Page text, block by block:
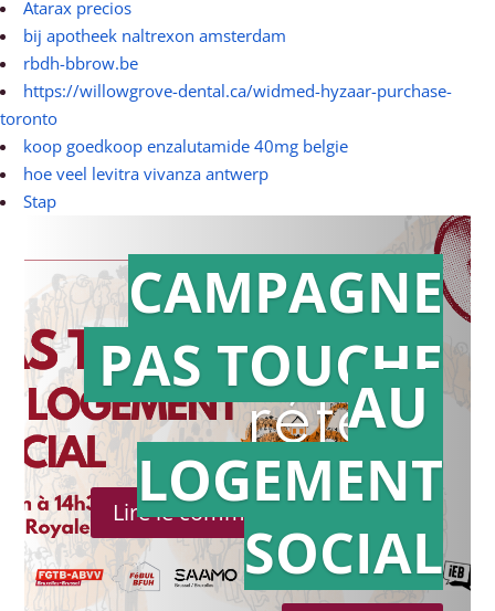
Atarax precios
bij apotheek naltrexon amsterdam
rbdh-bbrow.be
https://willowgrove-dental.ca/widmed-hyzaar-purchase-
toronto
koop goedkoop enzalutamide 40mg belgie
hoe veel levitra vivanza antwerp
Stap
Action en
référé
Lire le communiqué de presse
CAMPAGNE
PAS TOUCHE
AU
LOGEMENT
SOCIAL